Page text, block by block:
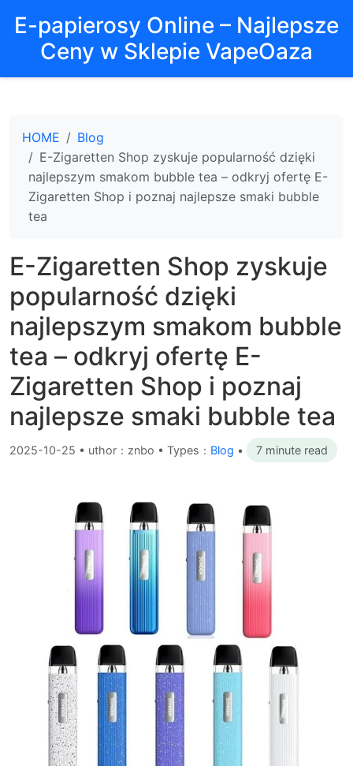
E-papierosy Online – Najlepsze
Ceny w Sklepie VapeOaza
HOME
Blog
E-Zigaretten Shop zyskuje popularność dzięki
najlepszym smakom bubble tea – odkryj ofertę E-
Zigaretten Shop i poznaj najlepsze smaki bubble
tea
E-Zigaretten Shop zyskuje
popularność dzięki
najlepszym smakom bubble
tea – odkryj ofertę E-
Zigaretten Shop i poznaj
najlepsze smaki bubble tea
2025-10-25 • uthor：znbo • Types： Blog • 7 minute read